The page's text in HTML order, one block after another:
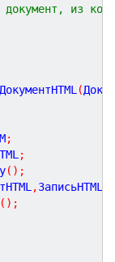
из
(
;
;
( ) ;
,ЗаписьHTML
) ;